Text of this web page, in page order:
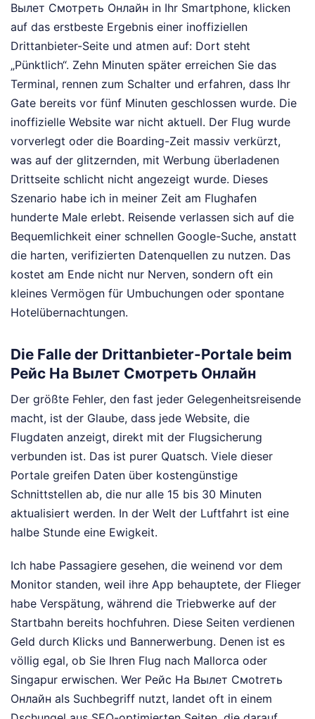
Вылет Смотреть Онлайн in Ihr Smartphone, klicken
auf das erstbeste Ergebnis einer inoffiziellen
Drittanbieter-Seite und atmen auf: Dort steht
„Pünktlich“. Zehn Minuten später erreichen Sie das
Terminal, rennen zum Schalter und erfahren, dass Ihr
Gate bereits vor fünf Minuten geschlossen wurde. Die
inoffizielle Website war nicht aktuell. Der Flug wurde
vorverlegt oder die Boarding-Zeit massiv verkürzt,
was auf der glitzernden, mit Werbung überladenen
Drittseite schlicht nicht angezeigt wurde. Dieses
Szenario habe ich in meiner Zeit am Flughafen
hunderte Male erlebt. Reisende verlassen sich auf die
Bequemlichkeit einer schnellen Google-Suche, anstatt
die harten, verifizierten Datenquellen zu nutzen. Das
kostet am Ende nicht nur Nerven, sondern oft ein
kleines Vermögen für Umbuchungen oder spontane
Hotelübernachtungen.
Die Falle der Drittanbieter-Portale beim
Рейс На Вылет Смотреть Онлайн
Der größte Fehler, den fast jeder Gelegenheitsreisende
macht, ist der Glaube, dass jede Website, die
Flugdaten anzeigt, direkt mit der Flugsicherung
verbunden ist. Das ist purer Quatsch. Viele dieser
Portale greifen Daten über kostengünstige
Schnittstellen ab, die nur alle 15 bis 30 Minuten
aktualisiert werden. In der Welt der Luftfahrt ist eine
halbe Stunde eine Ewigkeit.
Ich habe Passagiere gesehen, die weinend vor dem
Monitor standen, weil ihre App behauptete, der Flieger
habe Verspätung, während die Triebwerke auf der
Startbahn bereits hochfuhren. Diese Seiten verdienen
Geld durch Klicks und Bannerwerbung. Denen ist es
völlig egal, ob Sie Ihren Flug nach Mallorca oder
Singapur erwischen. Wer Рейс На Вылет Смоtreть
Онлайн als Suchbegriff nutzt, landet oft in einem